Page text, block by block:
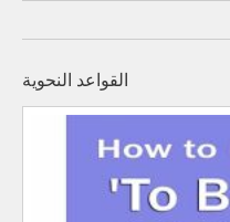
القواعد النحوية